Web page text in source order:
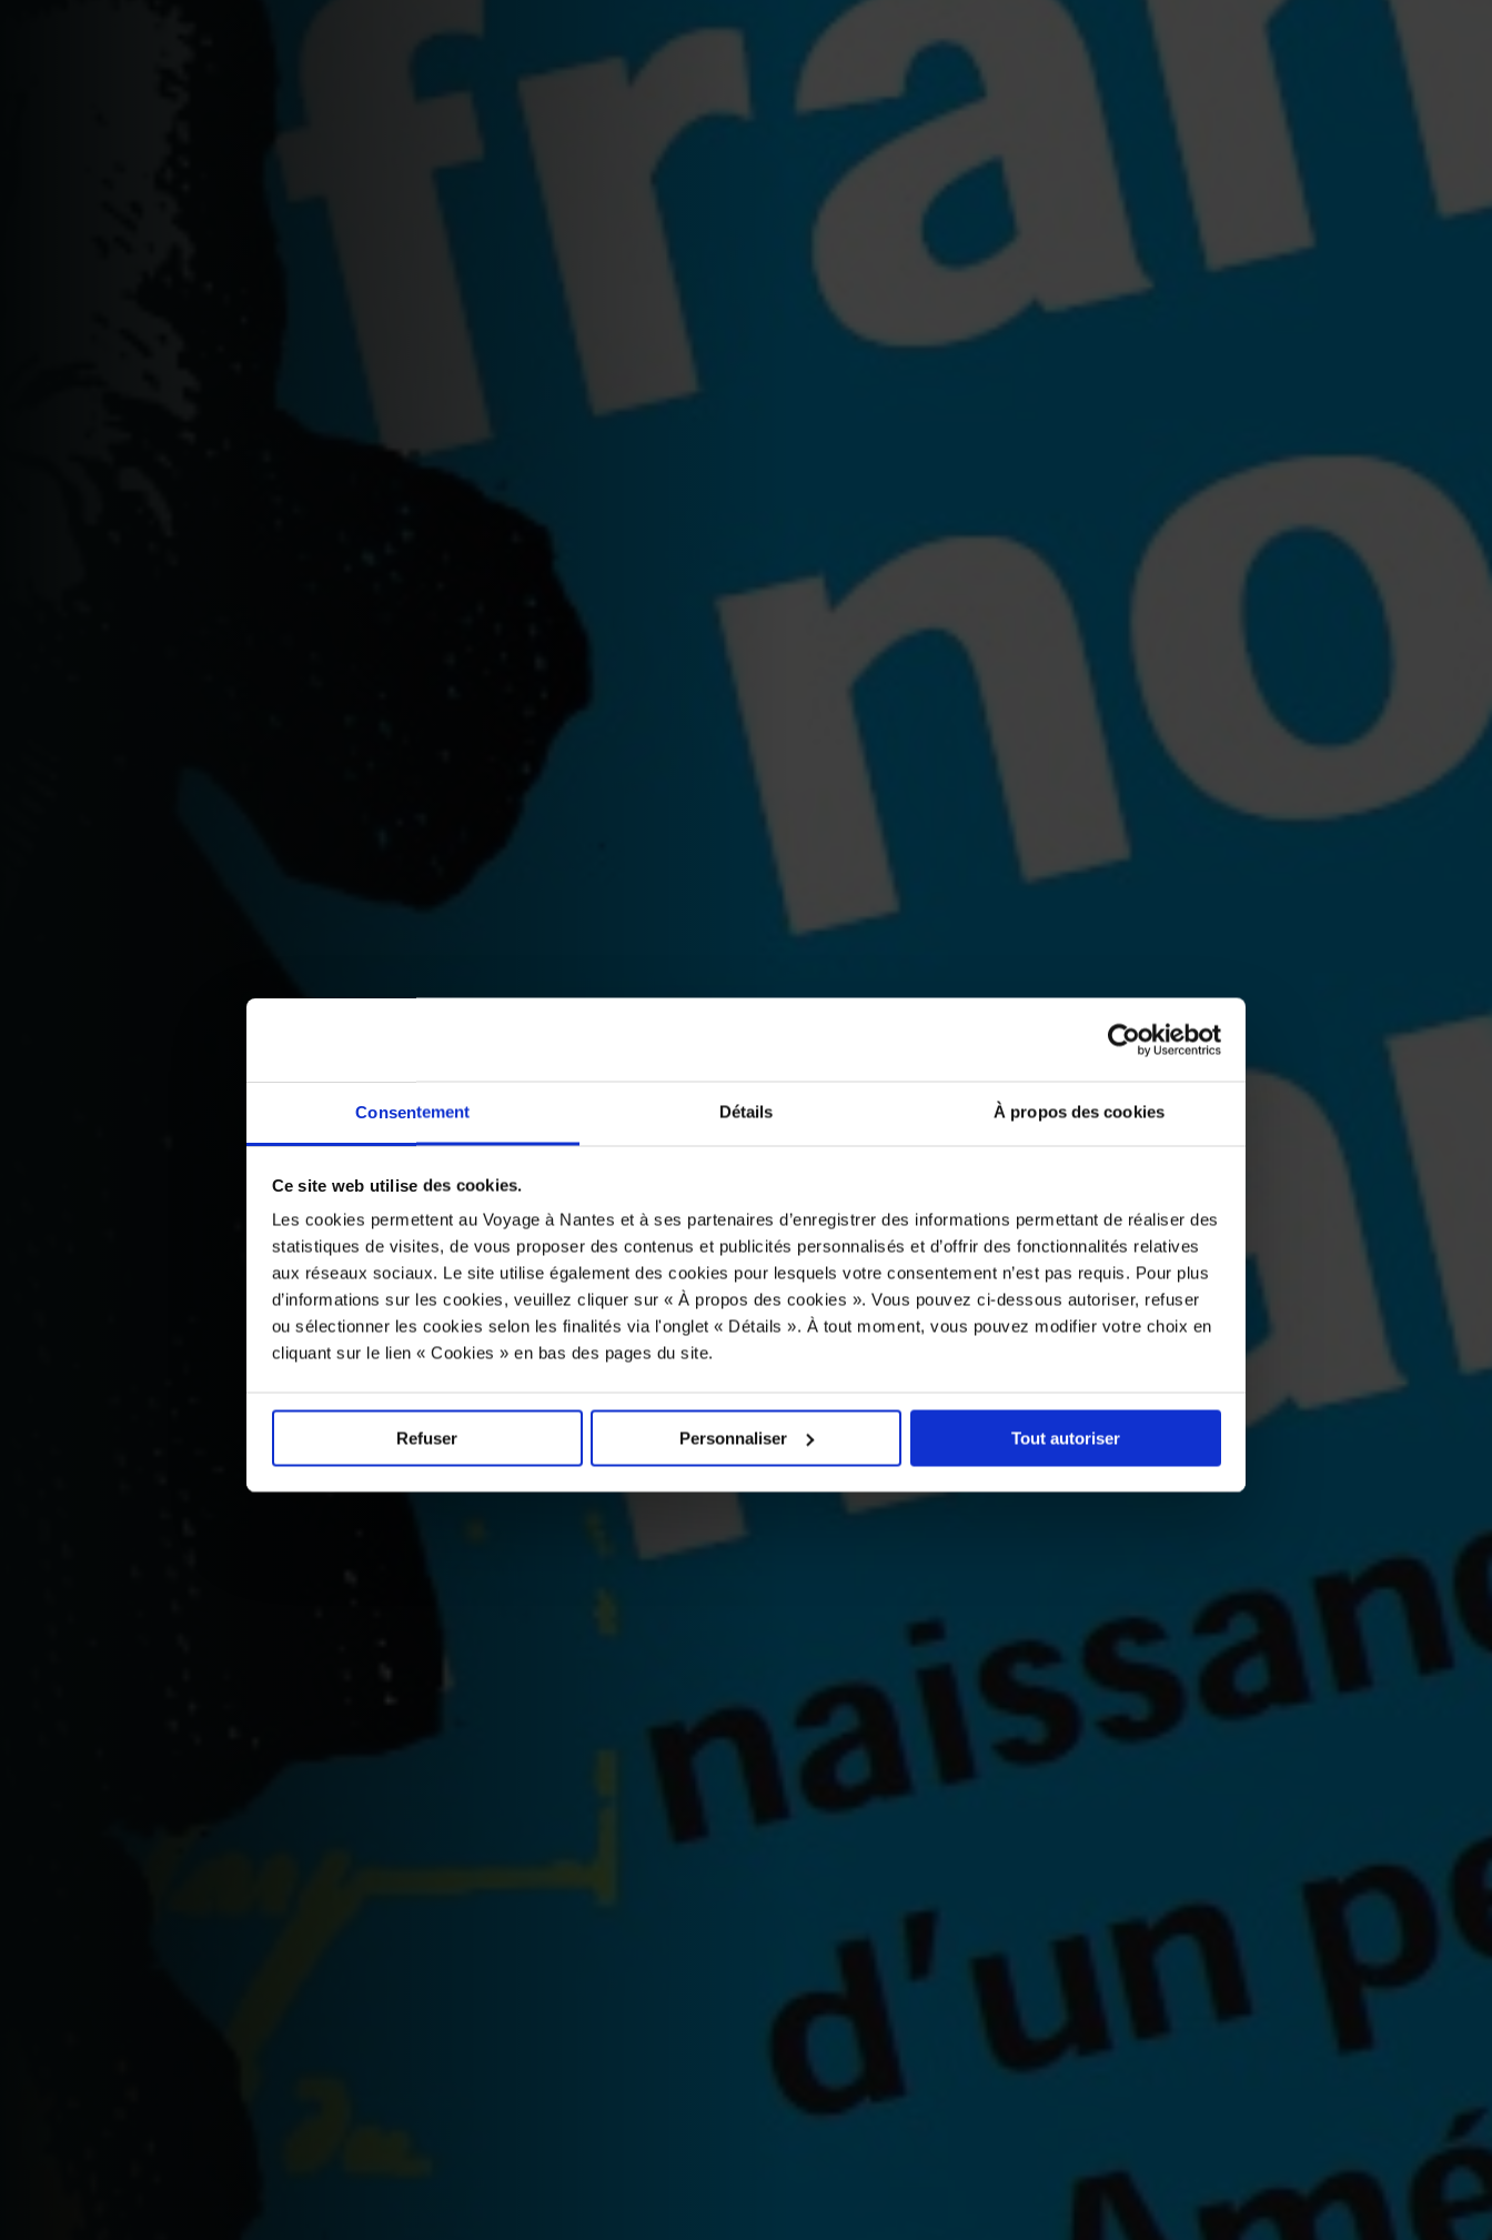
Consentement Détails À propos des cookies
Ce site web utilise des cookies.
Les cookies permettent au Voyage à Nantes et à ses partenaires d’enregistrer des informations permettant de réaliser des
statistiques de visites, de vous proposer des contenus et publicités personnalisés et d’offrir des fonctionnalités relatives
aux réseaux sociaux. Le site utilise également des cookies pour lesquels votre consentement n’est pas requis. Pour plus
d’informations sur les cookies, veuillez cliquer sur « À propos des cookies ». Vous pouvez ci-dessous autoriser, refuser
ou sélectionner les cookies selon les finalités via l'onglet « Détails ». À tout moment, vous pouvez modifier votre choix en
cliquant sur le lien « Cookies » en bas des pages du site.
Refuser Personnaliser Tout autoriser